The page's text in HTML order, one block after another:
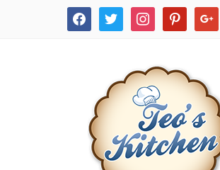
facebooktwitter instagrampinterestgoogle